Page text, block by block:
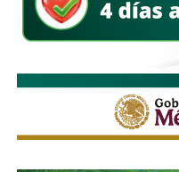
También lee:Domingo de
rehabilitación urbana a